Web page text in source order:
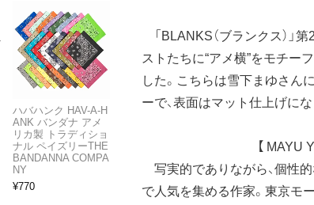
「BLANKS（ブランクス）」
ストたちに“アメ横”をモチー
した。こちらは雪下まゆさん
ーで、表面はマット仕上げにな
【 MAYU
写実的でありながら、個性
で人気を集める作家。東京モ
ハバハンク HAV-A-H
ANK バンダナ アメ
リカ製 トラディショ
ナル ペイズリーTHE
BANDANNA COMPA
NY
¥770